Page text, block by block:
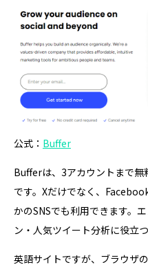
公式： Buffer
Bufferは、3アカウントまで
です。Xだけでなく、
かのSNSでも利用できます。
ン・人気ツイート分析に役立
英語サイトですが、ブラウザ